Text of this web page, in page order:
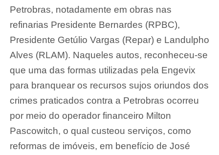
Petrobras, notadamente em obras nas
refinarias Presidente Bernardes (RPBC),
Presidente Getúlio Vargas (Repar) e Landulpho
Alves (RLAM). Naqueles autos, reconheceu-se
que uma das formas utilizadas pela Engevix
para branquear os recursos sujos oriundos dos
crimes praticados contra a Petrobras ocorreu
por meio do operador financeiro Milton
Pascowitch, o qual custeou serviços, como
reformas de imóveis, em benefício de José